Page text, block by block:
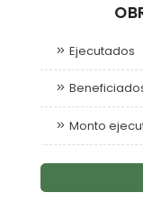
Ejecutados
Monto